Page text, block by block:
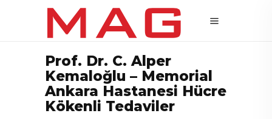
Prof. Dr. C. Alper
Kemaloğlu – Memorial
Ankara Hastanesi Hücre
Kökenli Tedaviler